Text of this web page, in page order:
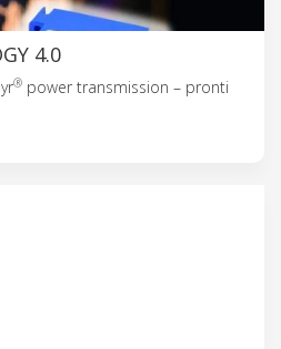
4.0
® power transmission – pronti